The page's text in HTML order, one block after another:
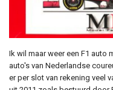
Ik wil maar weer een F1 auto
auto's van Nederlandse
er per slot van rekening veel